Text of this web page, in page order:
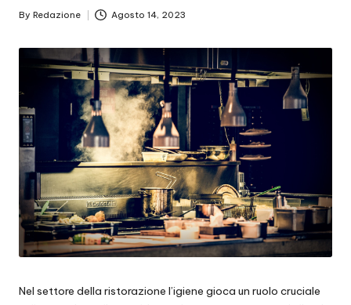
Posted
By Redazione Agosto 14, 2023
Nel settore della ristorazione l’igiene gioca un ruolo cruciale